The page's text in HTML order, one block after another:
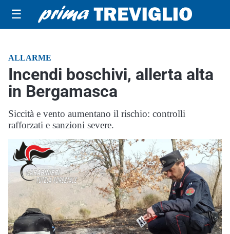
☰
ALLARME
Incendi boschivi, allerta alta
in Bergamasca
Siccità e vento aumentano il rischio: controlli
rafforzati e sanzioni severe.